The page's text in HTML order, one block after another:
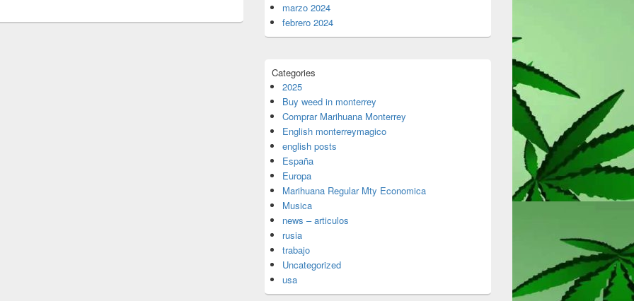
marzo 2024
febrero 2024
Categories
2025
Buy weed in monterrey
Comprar Marihuana Monterrey
English monterreymagico
english posts
España
Europa
Marihuana Regular Mty Economica
Musica
news – articulos
rusia
trabajo
Uncategorized
usa